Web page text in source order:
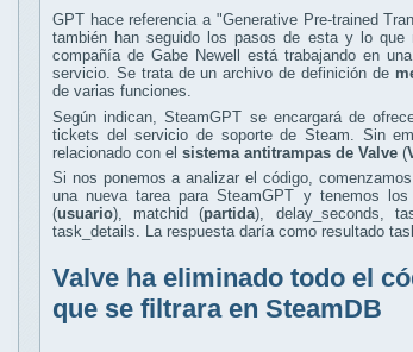
GPT hace referencia a "Generative Pre-trained
también han seguido los pasos de esta y lo
compañía de Gabe Newell está trabajando en
servicio. Se trata de un archivo de definición de
de varias funciones.
Según indican, SteamGPT se encargará de
tickets del servicio de soporte de Steam. Sin
relacionado con el sistema antitrampas de Valve (
Si nos ponemos a analizar el código,
una nueva tarea para SteamGPT y tenemos
(usuario), matchid (partida), delay_seconds,
task_details. La respuesta daría como resultado
Valve ha eliminado todo el
que se filtrara en SteamDB